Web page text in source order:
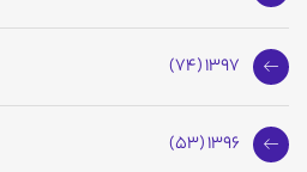
1397 (74)
1396 (53)